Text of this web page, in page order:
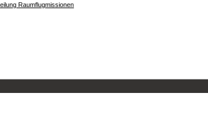
Raumflugmissionen